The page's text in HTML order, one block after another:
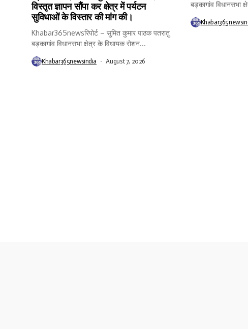
विस्तृत ज्ञापन सौंपा कर क्षेत्र में पर्यटन
सुविधाओं के विस्तार की मांग की।
Khabar365newsरिपोर्ट – सुमित कुमार पाठक पतरातु
बड़कागांव विधानसभा क्षेत्र के विधायक रोशन...
Khabar365newsindia August 7, 2026
बड़कागांव विधानसभा